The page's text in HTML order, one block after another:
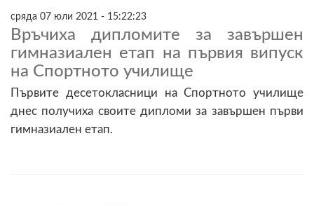
сряда 07 юли 2021 - 15:22:23
Връчиха дипломите за завършен
гимназиален етап на първия випуск
на Спортното училище
Първите десетокласници на Спортното училище
днес получиха своите дипломи за завършен първи
гимназиален етап.